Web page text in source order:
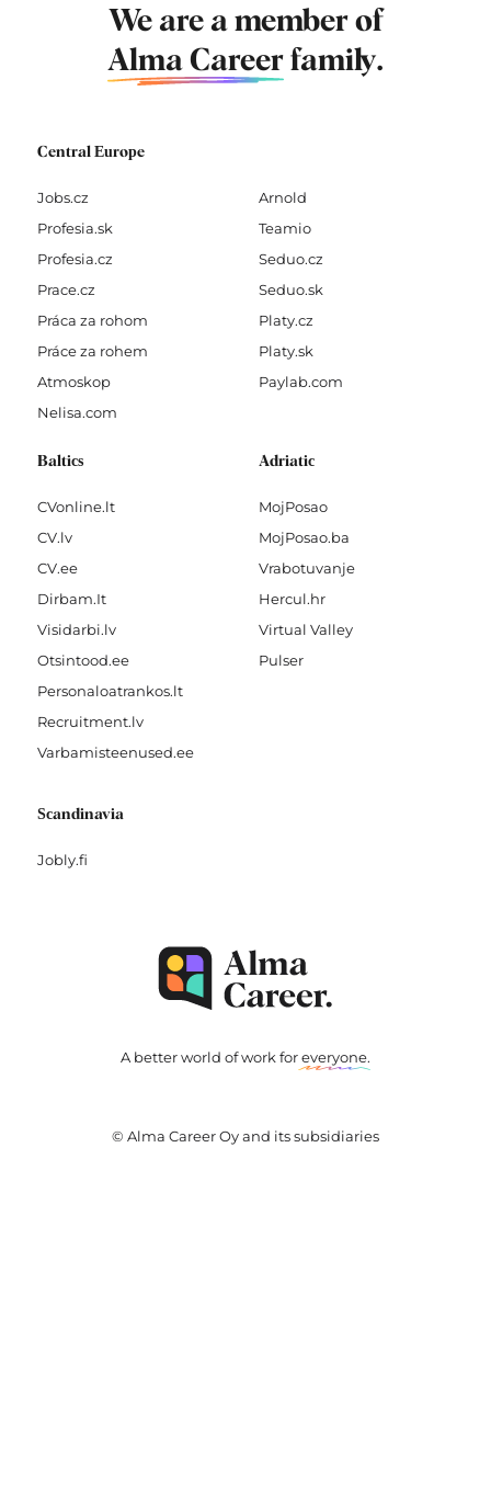
We are a member of
Alma Career family.
Central Europe
Jobs.cz
Profesia.sk
Profesia.cz
Prace.cz
Práca za rohom
Práce za rohem
Atmoskop
Nelisa.com
Arnold
Teamio
Seduo.cz
Seduo.sk
Platy.cz
Platy.sk
Paylab.com
Baltics
CVonline.lt
CV.lv
CV.ee
Dirbam.It
Visidarbi.lv
Otsintood.ee
Personaloatrankos.lt
Recruitment.lv
Varbamisteenused.ee
Adriatic
MojPosao
MojPosao.ba
Vrabotuvanje
Hercul.hr
Virtual Valley
Pulser
Scandinavia
Jobly.fi
A better world of work foreveryone.
© Alma Career Oy and its subsidiaries